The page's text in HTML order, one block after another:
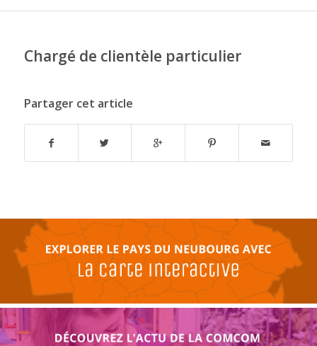
Chargé de clientèle particulier
Partager cet article